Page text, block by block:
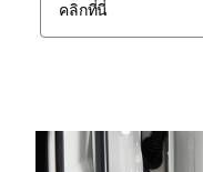
คลิกที่นี่